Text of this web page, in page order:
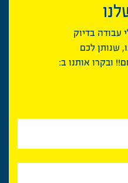
עבודה בדיוק
שנותן לכם
ובקרו אותנו ב: